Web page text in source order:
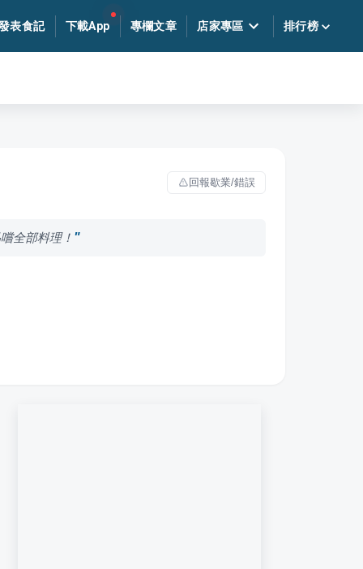
表食記 下載App 專欄文章 店家專區 排行榜
回報歇業/錯誤
全部料理！